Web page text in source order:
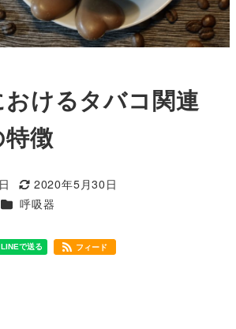
けるタバコ関連
徴
更新日
2020年5月30日
カテゴリー
呼吸器
フィード